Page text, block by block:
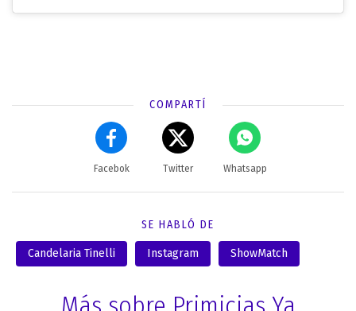
COMPARTÍ
Facebok Twitter Whatsapp
SE HABLÓ DE
Candelaria Tinelli Instagram ShowMatch